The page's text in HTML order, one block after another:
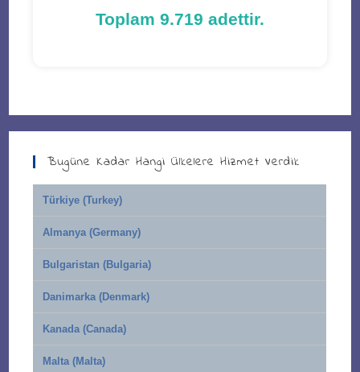
Toplam 9.719 adettir.
Bugüne Kadar Hangi Ülkelere Hizmet Verdik
Türkiye (Turkey)
Almanya (Germany)
Bulgaristan (Bulgaria)
Danimarka (Denmark)
Kanada (Canada)
Malta (Malta)